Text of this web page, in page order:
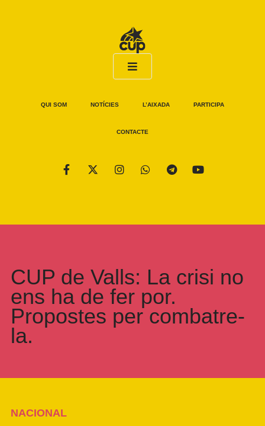
QUI SOM NOTÍCIES L’AIXADA PARTICIPA
CONTACTE
CUP de Valls: La crisi no
ens ha de fer por.
Propostes per combatre-
la.
NACIONAL